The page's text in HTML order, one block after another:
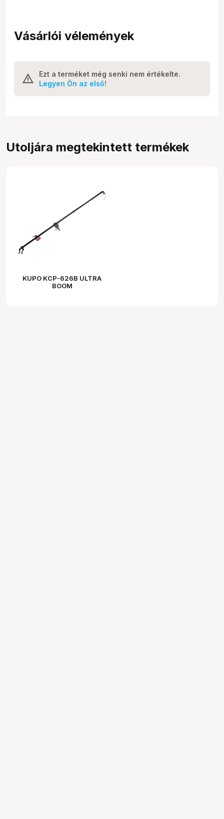
Vásárlói vélemények
Ezt a terméket még senki nem értékelte.
Legyen Ön az első!
Utoljára megtekintett termékek
KUPO KCP-626B ULTRA
BOOM